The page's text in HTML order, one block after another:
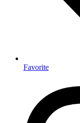
Favorite